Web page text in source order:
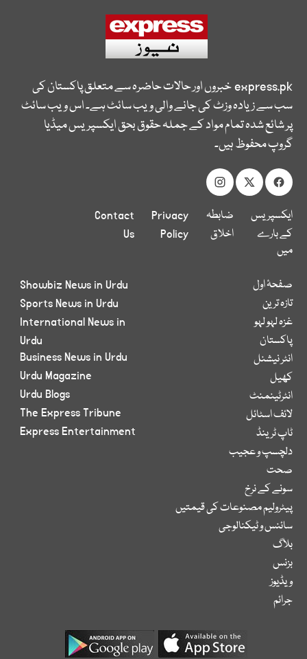
express.pkخبروں اور حالات حاضرہ سے متعلق پاکستان کی
سب سے زیادہ وزٹ کی جانے والی ویب سائٹ ہے۔ اس ویب سائٹ
پر شائع شدہ تمام مواد کے جملہ حقوق بحق ایکسپریس میڈیا
گروپ محفوظ ہیں۔
ایکسپریس
کے بارے
میں
ضابطہ
اخلاق
Privacy
Policy
Contact
Us
صفحۂ اول
تازہ ترین
غزہ لہو لہو
پاکستان
انٹر نیشنل
کھیل
انٹرٹینمنٹ
لائف اسٹائل
ٹاپ ٹرینڈ
دلچسپ و عجیب
صحت
سونے کے نرخ
پیٹرولیم مصنوعات کی قیمتیں
سائنس و ٹیکنالوجی
بلاگ
بزنس
ویڈیوز
جرائم
Showbiz News in Urdu
Sports News in Urdu
International News in
Urdu
Business News in Urdu
Urdu Magazine
Urdu Blogs
The Express Tribune
Express Entertainment